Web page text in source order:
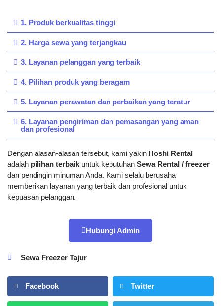
1. Produk berkualitas tinggi
2. Harga sewa yang terjangkau
3. Layanan pelanggan yang terbaik
4. Pilihan produk yang beragam
5. Layanan perawatan dan perbaikan yang teratur
6. Layanan pengiriman dan pemasangan yang aman
dan profesional
Dengan alasan-alasan tersebut, kami yakin Hoshi Rental
adalah pilihan terbaik untuk kebutuhan Sewa Rental / freezer
dan pendingin minuman Anda. Kami selalu berusaha
memberikan layanan yang terbaik dan profesional untuk
kepuasan pelanggan.
Hubungi Admin
Sewa Freezer Tajur
Facebook Twitter